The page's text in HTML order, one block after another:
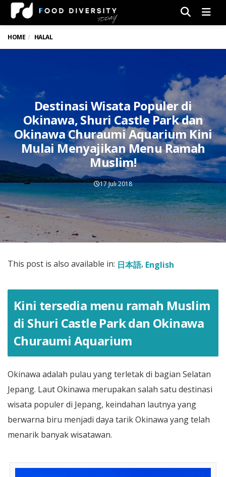
HOME HALAL
Destinasi Wisata Populer di
Okinawa, Shuri Castle Park dan
Okinawa Churaumi Aquarium Kini
Mulai Menyajikan Menu Ramah
Muslim!
17 Juli 2018
This post is also available in: 日本語 English
Kini tersedia menu ramah Muslim
di Shuri Castle Park dan Okinawa
Churaumi Aquarium
Okinawa adalah pulau yang terletak di bagian Selatan
Jepang. Laut Okinawa merupakan salah satu destinasi
wisata populer di Jepang, keindahan lautnya yang
berwarna biru menjadi daya tarik Okinawa yang telah
menarik banyak wisatawan.